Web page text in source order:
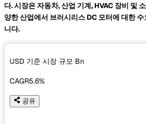
다. 시장은 자동차, 산업 기계, HVAC 장비 및
양한 산업에서 브러시리스 DC 모터에 대한
니다.
USD 기준 시장 규모 Bn
CAGR5.6%
공유